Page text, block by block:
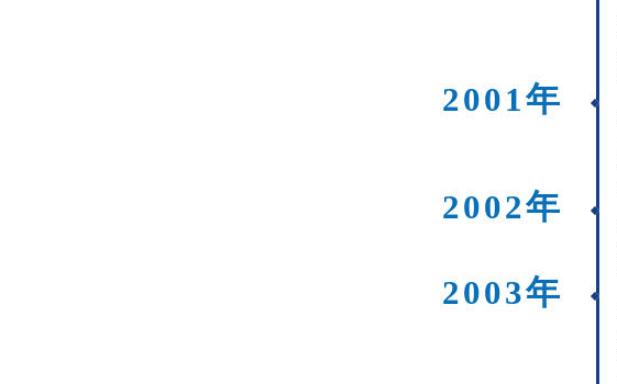
2001年
2002年
2003年